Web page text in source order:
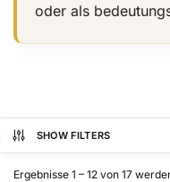
oder als
SHOW FILTERS
Ergebnisse 1 – 12 von 17